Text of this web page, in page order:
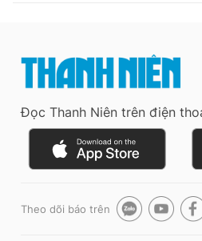
Đọc Thanh Niên trên điện
Theo dõi báo trên